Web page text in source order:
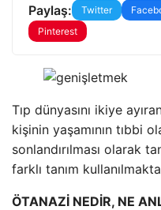
Paylaş: Twitter
Pinterest
Tıp dünyasını ikiye
kişinin yaşamının tıbbi
sonlandırılması olarak
farklı tanım
ÖTANAZİ NEDİR, NE